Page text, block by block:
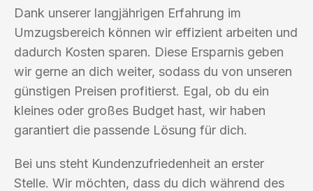
Dank unserer langjährigen Erfahrung im
Umzugsbereich können wir effizient arbeiten und
dadurch Kosten sparen. Diese Ersparnis geben
wir gerne an dich weiter, sodass du von unseren
günstigen Preisen profitierst. Egal, ob du ein
kleines oder großes Budget hast, wir haben
garantiert die passende Lösung für dich.
Bei uns steht Kundenzufriedenheit an erster
Stelle. Wir möchten, dass du dich während des